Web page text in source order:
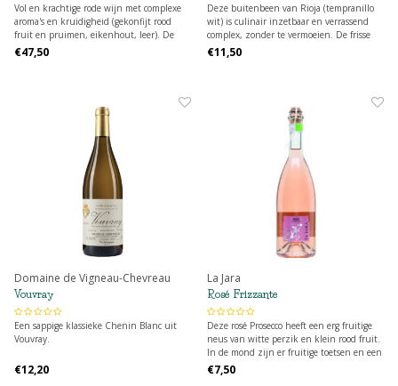
Vol en krachtige rode wijn met complexe
aroma's en kruidigheid (gekonfijt rood
fruit en pruimen, eikenhout, leer). De
tannines zijn fluweelzacht. Nu reeds op
dronk vermits de flessen nog 3 jaar in de
€47,50
Deze buitenbeen van Rioja (tempranillo
wit) is culinair inzetbaar en verrassend
complex, zonder te vermoeien. De frisse
zuren geven het weelderig fruit meer
diepgang en de zijdezachte smaak maakt
€11,50
Domaine de Vigneau-Chevreau
Vouvray
Een sappige klassieke Chenin Blanc uit
Vouvray.
€12,20
La Jara
Rosé Frizzante
Deze rosé Prosecco heeft een erg fruitige
neus van witte perzik en klein rood fruit.
In de mond zijn er fruitige toetsen en een
aangename frisheid. Deze frizzante is
eerder licht en dus perfect als aperitief
€7,50